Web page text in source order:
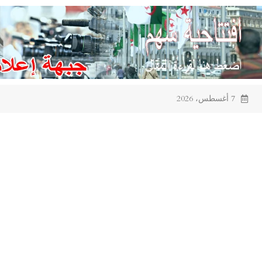
Skip
to
content
7 أغسطس، 2026